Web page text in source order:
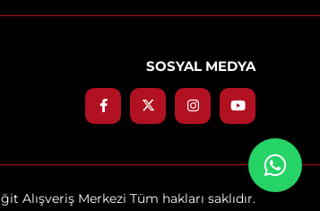
SOSYAL MEDYA
Alışveriş Merkezi Tüm hakları saklıdır.